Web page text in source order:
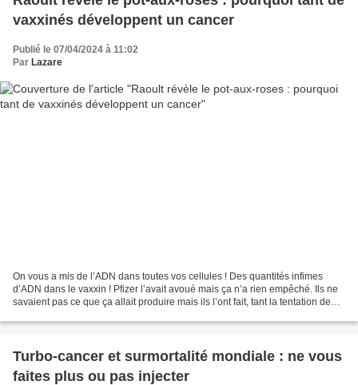
vaxxinés développent un cancer
Publié le 07/04/2024 à 11:02
Par Lazare
On vous a mis de l’ADN dans toutes vos cellules ! Des quantités infimes
d’ADN dans le vaxxin ! Pfizer l’avait avoué mais ça n’a rien empêché. Ils ne
savaient pas ce que ça allait produire mais ils l’ont fait, tant la tentation de
Turbo-cancer et surmortalité mondiale : ne vous
faites plus ou pas injecter